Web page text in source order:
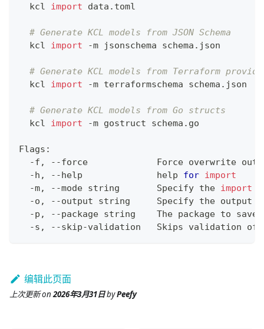
  kcl
import data.toml
# Generate KCL models from JSON Schema
  kcl
import -m jsonschema schema.json
# Generate KCL models from Terraform
  kcl
import -m terraformschema schema.json
# Generate KCL models from Go structs
  kcl
import -m gostruct schema.go
Flags:
-f, --force             Force overwrite
  -h, --help
help for import
  -m, --mode string       Specify the
import
  -o, --output string     Specify the output
-p, --package string    The package to
-s, --skip-validation   Skips validation of
编辑此页面
上次更新on2026年3月31日byPeefy